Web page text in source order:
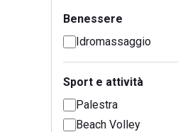
Benessere
Idromassaggio
Sport e attività
Palestra
Beach Volley